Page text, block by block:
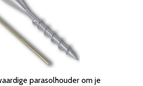
parasolhouder om je